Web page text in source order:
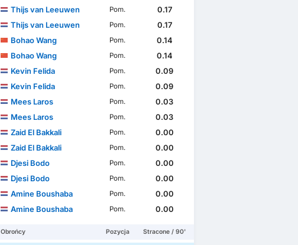
Thijs van Leeuwen
Pom.
0.17
Thijs van Leeuwen
Pom.
0.17
Bohao Wang
Pom.
0.14
Bohao Wang
Pom.
0.14
Kevin Felida
Pom.
0.09
Kevin Felida
Pom.
0.09
Mees Laros
Pom.
0.03
Mees Laros
Pom.
0.03
Zaid El Bakkali
Pom.
0.00
Zaid El Bakkali
Pom.
0.00
Djesi Bodo
Pom.
0.00
Djesi Bodo
Pom.
0.00
Amine Boushaba
Pom.
0.00
Amine Boushaba
Pom. 0.00
Obrońcy Pozycja Stracone / 90'